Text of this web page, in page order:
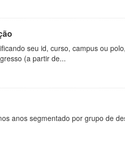
seu id, curso, campus ou
(a partir de...
anos segmentado por grupo de